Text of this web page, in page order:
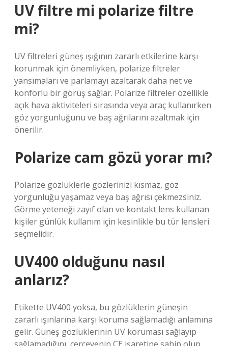
UV filtre mi polarize filtre
mi?
UV filtreleri güneş ışığının zararlı etkilerine karşı
korunmak için önemliyken, polarize filtreler
yansımaları ve parlamayı azaltarak daha net ve
konforlu bir görüş sağlar. Polarize filtreler özellikle
açık hava aktiviteleri sırasında veya araç kullanırken
göz yorgunluğunu ve baş ağrılarını azaltmak için
önerilir.
Polarize cam gözü yorar mı?
Polarize gözlüklerle gözlerinizi kısmaz, göz
yorgunluğu yaşamaz veya baş ağrısı çekmezsiniz.
Görme yeteneği zayıf olan ve kontakt lens kullanan
kişiler günlük kullanım için kesinlikle bu tür lensleri
seçmelidir.
UV400 olduğunu nasıl
anlarız?
Etikette UV400 yoksa, bu gözlüklerin güneşin
zararlı ışınlarına karşı koruma sağlamadığı anlamına
gelir. Güneş gözlüklerinin UV koruması sağlayıp